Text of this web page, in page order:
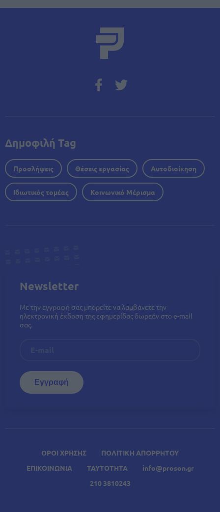
ΟΡΟΙ ΧΡΗΣΗΣ
ΠΟΛΙΤΙΚΗ ΑΠΟΡΡΗΤΟΥ
ΕΠΙΚΟΙΝΩΝΙΑ
ΤΑΥΤΟΤΗΤΑ
info@proson.gr
210 3810243
Δημοφιλή Tag
Προσλήψεις Θέσεις εργασίας Αυτοδιοίκηση
Ιδιωτικός τομέας Κοινωνικό Μέρισμα
Newsletter
Με την εγγραφή σας μπορείτε να λαμβάνετε την
ηλεκτρονική έκδοση της εφημερίδας δωρεάν στο e-mail
σας.